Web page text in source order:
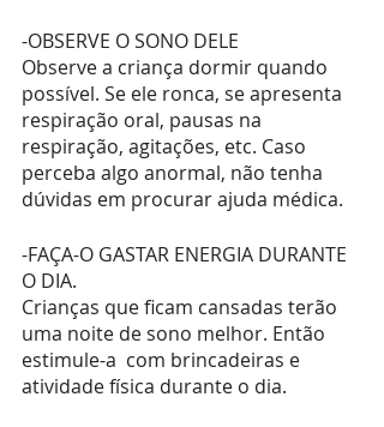
-OBSERVE O SONO DELE
Observe a criança dormir quando
possível. Se ele ronca, se apresenta
respiração oral, pausas na
respiração, agitações, etc. Caso
perceba algo anormal, não tenha
dúvidas em procurar ajuda médica.
-FAÇA-O GASTAR ENERGIA DURANTE
O DIA.
Crianças que ficam cansadas terão
uma noite de sono melhor. Então
estimule-a  com brincadeiras e
atividade física durante o dia.